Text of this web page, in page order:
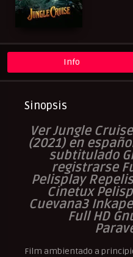
Info
Sinopsis
Ver Jungle
(2021) en
subtitulado
registrarse
Pelisplay
Cinetux
Cuevana3
Full HD
Film ambientado a